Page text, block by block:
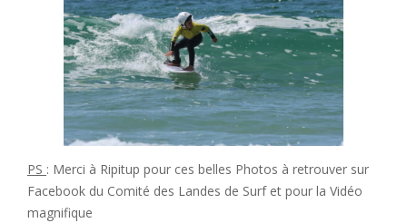
PS : Merci à Ripitup pour ces belles Photos à retrouver sur
Facebook du Comité des Landes de Surf et pour la Vidéo
magnifique